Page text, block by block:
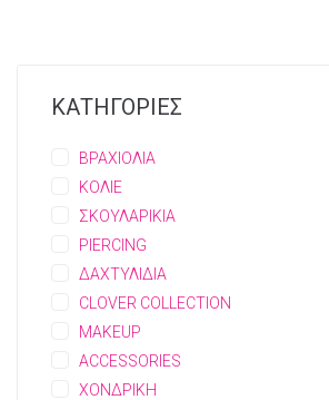
ΚΑΤΗΓΟΡΙΕΣ
ΒΡΑΧΙΟΛΙΑ
ΚΟΛΙΕ
ΣΚΟΥΛΑΡΙΚΙΑ
PIERCING
ΔΑΧΤΥΛΙΔΙΑ
CLOVER COLLECTION
MAKEUP
ACCESSORIES
ΧΟΝΔΡΙΚΗ